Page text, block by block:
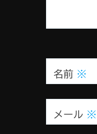
名前 ※
メール ※